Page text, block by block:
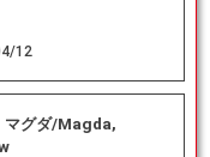
12
マグダ/Magda,